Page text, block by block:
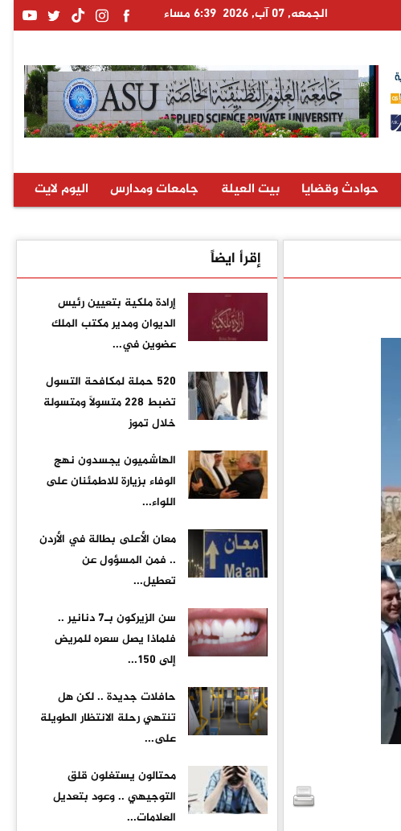
الجمعه, 07 آب, 2026 6:39 مساء
حوادث وقضايا بيت العيلة جامعات ومدارس اليوم لايت
إقرأ ايضاً
إرادة ملكية بتعيين رئيس
الديوان ومدير مكتب الملك
عضوين في...
520 حملة لمكافحة التسول
تضبط 228 متسولًا ومتسولة
خلال تموز
الهاشميون يجسدون نهج
الوفاء بزيارة للاطمئنان على
اللواء...
معان الأعلى بطالة في الأردن
.. فمن المسؤول عن
تعطيل...
سن الزيركون بـ7 دنانير ..
فلماذا يصل سعره للمريض
إلى 150...
حافلات جديدة .. لكن هل
تنتهي رحلة الانتظار الطويلة
على...
محتالون يستغلون قلق
التوجيهي .. وعود بتعديل
العلامات...